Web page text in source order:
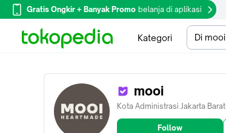
Gratis Ongkir + Banyak Promo belanja di aplikasi
Kategori Di mooi
mooi
Kota Administrasi Jakarta Barat
Follow